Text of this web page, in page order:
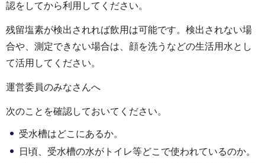
認をしてから利用してください。
残留塩素が検出されれば飲用は可能です。検出されない場
合や、測定できない場合は、顔を洗うなどの生活用水とし
て活用してください。
運営委員のみなさんへ
次のことを確認しておいてください。
受水槽はどこにあるか。
日頃、受水槽の水がトイレ等どこで使われているのか。